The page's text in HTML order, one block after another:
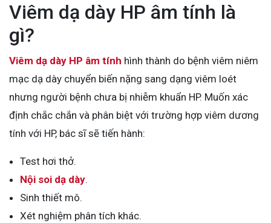
Viêm dạ dày HP âm tính là
gì?
Viêm dạ dày HP âm tính hình thành do bệnh viêm niêm
mạc dạ dày chuyển biến nặng sang dạng viêm loét
nhưng người bệnh chưa bị nhiễm khuẩn HP. Muốn xác
định chắc chắn và phân biệt với trường hợp viêm dương
tính với HP, bác sĩ sẽ tiến hành:
Test hơi thở.
Nội soi dạ dày.
Sinh thiết mô.
Xét nghiệm phân tích khác.